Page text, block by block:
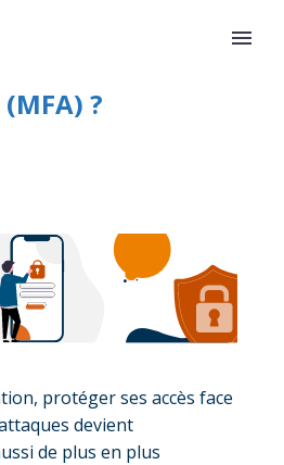
?
protéger ses accès face
devient
de plus en plus